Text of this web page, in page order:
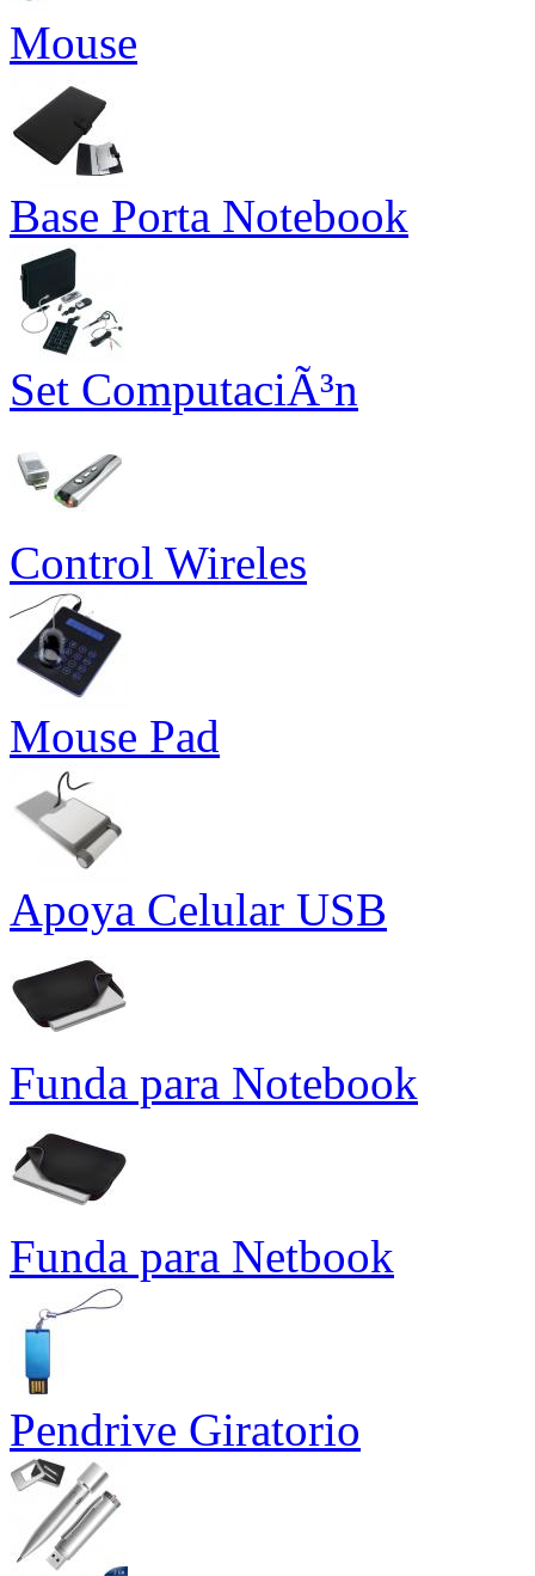
Mouse
Base Porta Notebook
Set ComputaciÃ³n
Control Wireles
Mouse Pad
Apoya Celular USB
Funda para Notebook
Funda para Netbook
Pendrive Giratorio